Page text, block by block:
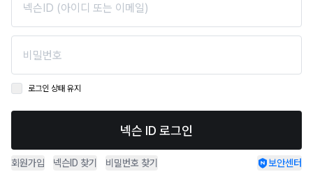
로그인 상태 유지
넥슨 ID 로그인
회원가입 넥슨ID 찾기 비밀번호 찾기 보안센터